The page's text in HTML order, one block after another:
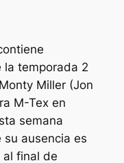
la temporada 2
Miller (Jon
M-Tex en
semana
su ausencia es
al final de